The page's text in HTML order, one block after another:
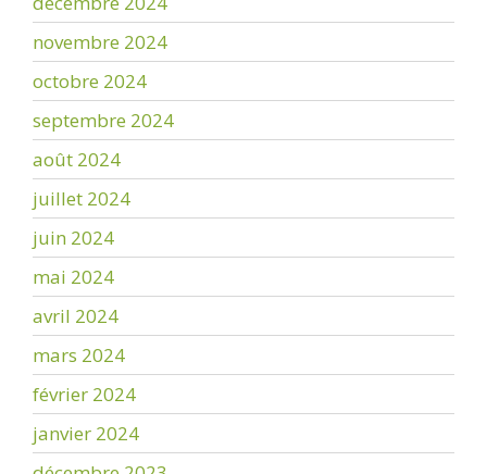
novembre 2024
octobre 2024
septembre 2024
août 2024
juillet 2024
juin 2024
mai 2024
avril 2024
mars 2024
février 2024
janvier 2024